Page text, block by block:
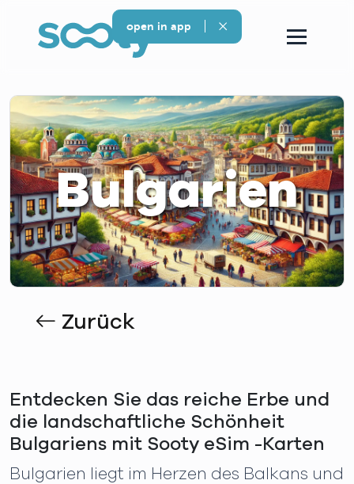
Bulgarien
Zurück
Entdecken Sie das reiche Erbe und
die landschaftliche Schönheit
Bulgariens mit Sooty eSim -Karten
Bulgarien liegt im Herzen des Balkans und
open in app